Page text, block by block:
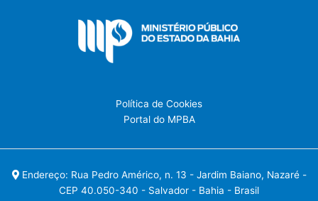
Política de Cookies
Portal do MPBA
Endereço: Rua Pedro Américo, n. 13 - Jardim Baiano, Nazaré -
CEP 40.050-340 - Salvador - Bahia - Brasil